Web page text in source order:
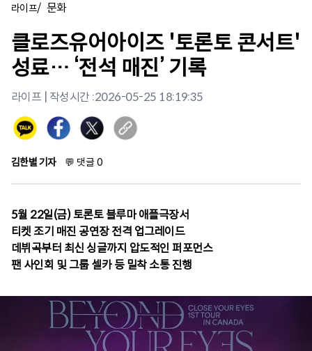
라이프/ 문화
클로즈유어아이즈 '토론토 콘서트'
성료… ‘전석 매진’ 기록
라이프 | 작성시간 :2026-05-25 18:19:35
김한별 기자 💬 댓글 0
5월 22일(금) 토론토 블루마 애플극장서
티켓 조기 매진 공연장 전격 업그레이드
데뷔곡부터 최신 싱글까지 압도적인 퍼포먼스
팬 사인회 및 그룹 셀카 등 밀착 소통 진행